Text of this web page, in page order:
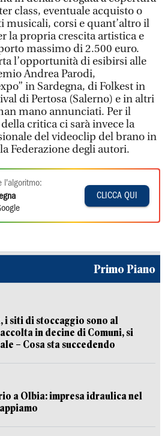
class, eventuale acquisto o
musicali, corsi e quant’altro il
la propria crescita artistica e
massimo di 2.500 euro.
l’opportunità di esibirsi alle
Andrea Parodi,
in Sardegna, di Folkest in
di Pertosa (Salerno) e in altri
mano annunciati. Per il
critica ci sarà invece la
del videoclip del brano in
Federazione degli autori.
l'algoritmo:
CLICCA QUI
Primo Piano
i siti di stoccaggio sono al
in decine di Comuni, si
– Cosa sta succedendo
a Olbia: impresa idraulica nel